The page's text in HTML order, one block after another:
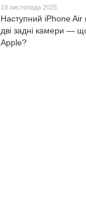
19 листопада 2025
Наступний iPhone
дві задні камери —
Apple?